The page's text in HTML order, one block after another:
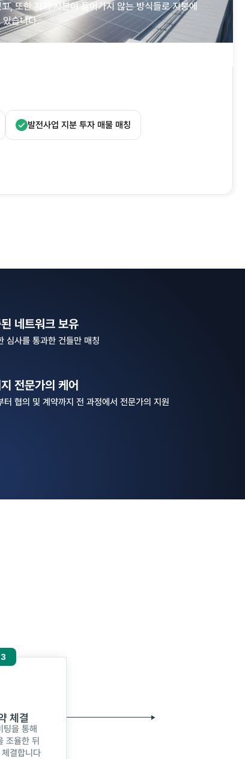
, 또한 자기 자본이 들어가지 않는 방식들로 지붕에
있습니다.
발전사업 지분 투자 매물 매칭
네트워크 보유
심사를 통과한 건들만 매칭
전문가의 케어
터 협의 및 계약까지 전 과정에서 전문가의 지원
체결
팅을 통해
조율한 뒤
결합니다